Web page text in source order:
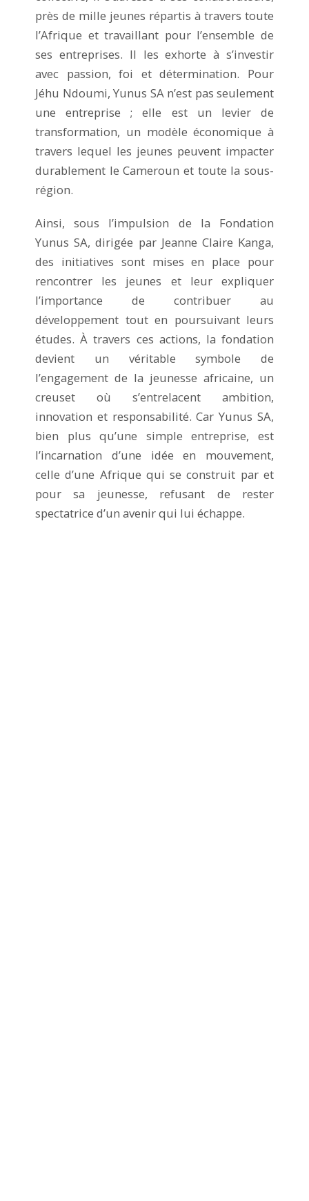
près de mille jeunes répartis à travers toute
l’Afrique et travaillant pour l’ensemble de
ses entreprises. Il les exhorte à s’investir
avec passion, foi et détermination. Pour
Jéhu Ndoumi, Yunus SA n’est pas seulement
une entreprise ; elle est un levier de
transformation, un modèle économique à
travers lequel les jeunes peuvent impacter
durablement le Cameroun et toute la sous-
région.
Ainsi, sous l’impulsion de la Fondation
Yunus SA, dirigée par Jeanne Claire Kanga,
des initiatives sont mises en place pour
rencontrer les jeunes et leur expliquer
l’importance de contribuer au
développement tout en poursuivant leurs
études. À travers ces actions, la fondation
devient un véritable symbole de
l’engagement de la jeunesse africaine, un
creuset où s’entrelacent ambition,
innovation et responsabilité. Car Yunus SA,
bien plus qu’une simple entreprise, est
l’incarnation d’une idée en mouvement,
celle d’une Afrique qui se construit par et
pour sa jeunesse, refusant de rester
spectatrice d’un avenir qui lui échappe.